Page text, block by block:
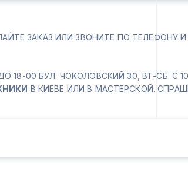
ЗАКАЗ ИЛИ ЗВОНИТЕ ПО
00 БУЛ. ЧОКОЛОВСКИЙ 30, ВТ-СБ. С
В КИЕВЕ ИЛИ В МАСТЕРСКОЙ.